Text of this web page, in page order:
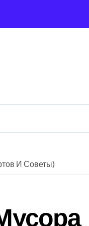
Эксперта!
И Советы)